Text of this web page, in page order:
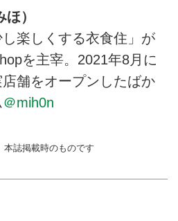
）
し楽しくする衣食住」が
を主宰。2021年8月に
舗をオープンしたばか
＠mih0n
誌掲載時のものです